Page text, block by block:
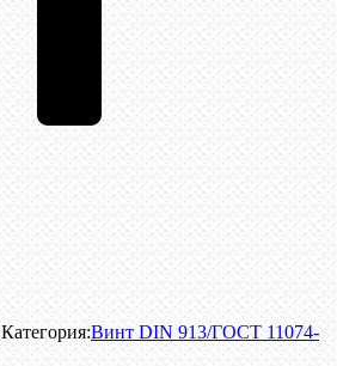
Категория:Винт DIN 913/ГОСТ 11074-